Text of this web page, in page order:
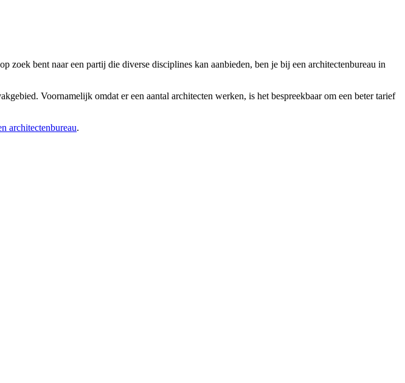
zoek bent naar een partij die diverse disciplines kan aanbieden, ben je bij een architectenbureau in
Voornamelijk omdat er een aantal architecten werken, is het bespreekbaar om een beter tarief
architectenbureau.